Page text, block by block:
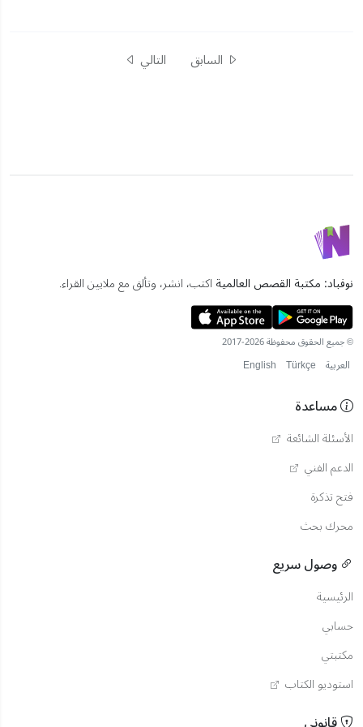
السابق التالي
نوفباد: مكتبة القصص العالمية اكتب، انشر، وتألق مع ملايين القراء.
© جميع الحقوق محفوظة 2026-2017
العربية English Türkçe
مساعدة
الأسئلة الشائعة
الدعم الفني
فتح تذكرة
محرك بحث
وصول سريع
الرئيسية
حسابي
مكتبتي
استوديو الكتاب